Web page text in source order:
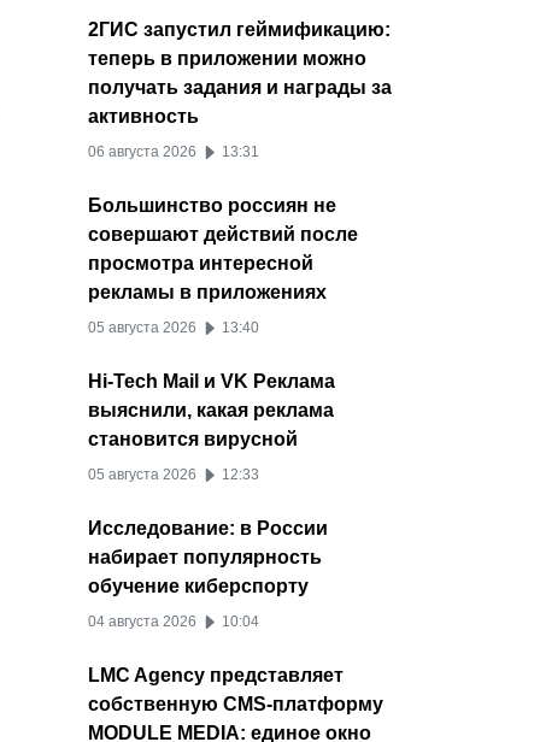
2ГИС запустил геймификацию:
теперь в приложении можно
получать задания и награды за
активность
06 августа 2026 13:31
Большинство россиян не
совершают действий после
просмотра интересной
рекламы в приложениях
05 августа 2026 13:40
Hi-Tech Mail и VK Реклама
выяснили, какая реклама
становится вирусной
05 августа 2026 12:33
Исследование: в России
набирает популярность
обучение киберспорту
04 августа 2026 10:04
LMC Agency представляет
собственную CMS-платформу
MODULE MEDIA: единое окно